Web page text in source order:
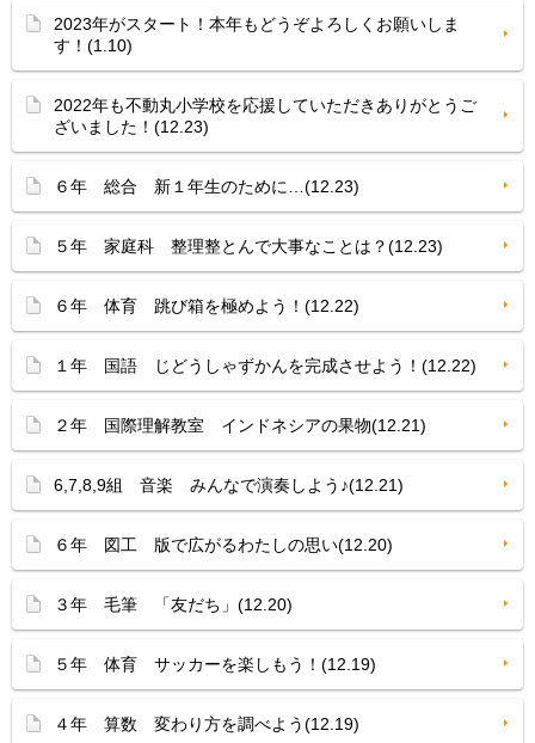
2023年がスタート！本年もどうぞよろしくお願いしま
す！(1.10)
2022年も不動丸小学校を応援していただきありがとうご
ざいました！(12.23)
６年 総合 新１年生のために…(12.23)
５年 家庭科 整理整とんで大事なことは？(12.23)
６年 体育 跳び箱を極めよう！(12.22)
１年 国語 じどうしゃずかんを完成させよう！(12.22)
２年 国際理解教室 インドネシアの果物(12.21)
6,7,8,9組 音楽 みんなで演奏しよう♪(12.21)
６年 図工 版で広がるわたしの思い(12.20)
３年 毛筆 「友だち」(12.20)
５年 体育 サッカーを楽しもう！(12.19)
４年 算数 変わり方を調べよう(12.19)